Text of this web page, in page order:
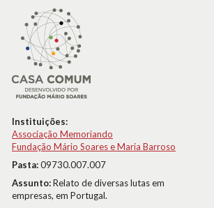
Instituições:
Associação Memoriando
Fundação Mário Soares e Maria Barroso
Pasta:09730.007.007
Assunto:Relato de diversas lutas em
empresas, em Portugal.